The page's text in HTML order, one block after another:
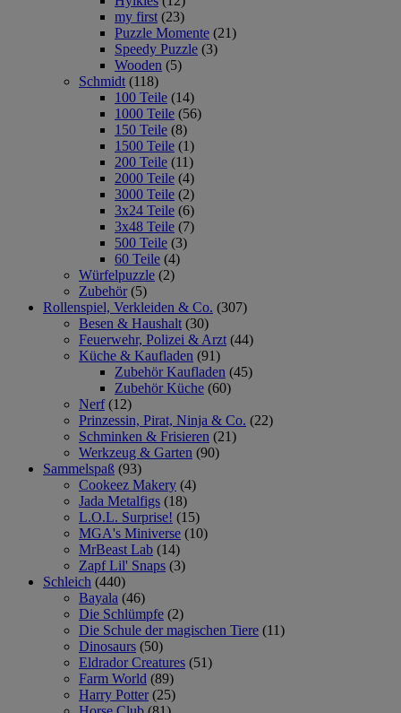
my first (23)
Puzzle Momente (21)
Speedy Puzzle (3)
Wooden (5)
Schmidt (118)
100 Teile (14)
1000 Teile (56)
150 Teile (8)
1500 Teile (1)
200 Teile (11)
2000 Teile (4)
3000 Teile (2)
3x24 Teile (6)
3x48 Teile (7)
500 Teile (3)
60 Teile (4)
Würfelpuzzle (2)
Zubehör (5)
Rollenspiel, Verkleiden & Co. (307)
Besen & Haushalt (30)
Feuerwehr, Polizei & Arzt (44)
Küche & Kaufladen (91)
Zubehör Kaufladen (45)
Zubehör Küche (60)
Nerf (12)
Prinzessin, Pirat, Ninja & Co. (22)
Schminken & Frisieren (21)
Werkzeug & Garten (90)
Sammelspaß (93)
Cookeez Makery (4)
Jada Metalfigs (18)
L.O.L. Surprise! (15)
MGA's Miniverse (10)
MrBeast Lab (14)
Zapf Lil' Snaps (3)
Schleich (440)
Bayala (46)
Die Schlümpfe (2)
Die Schule der magischen Tiere (11)
Dinosaurs (50)
Eldrador Creatures (51)
Farm World (89)
Harry Potter (25)